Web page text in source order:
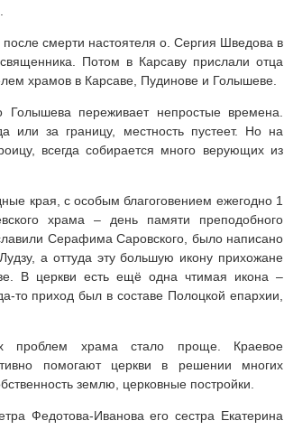
смерти настоятеля о. Сергия Шведова в
Потом в Карсаву прислали отца
храмов в Карсаве, Пудинове и Голышеве.
переживает непростые времена.
или за границу, местность пустеет. Но на
всегда собирается много верующих из
края, с особым благоговением ежегодно 1
храма – день памяти преподобного
Серафима Саровского, было написано
а оттуда эту большую икону прихожане
В церкви есть ещё одна чтимая икона –
то приход был в составе Полоцкой епархии,
храма стало проще. Краевое
помогают церкви в решении многих
землю, церковные постройки.
Федотова-Иванова его сестра Екатерина